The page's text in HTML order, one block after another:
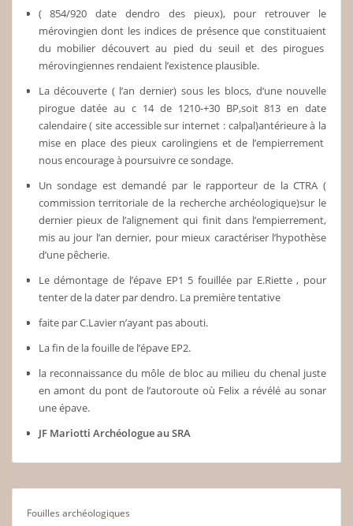
( 854/920 date dendro des pieux), pour retrouver le
mérovingien dont les indices de présence que constituaient
du mobilier découvert au pied du seuil et des pirogues
mérovingiennes rendaient l’existence plausible.
La découverte ( l’an dernier) sous les blocs, d’une nouvelle
pirogue datée au c 14 de 1210-+30 BP,soit 813 en date
calendaire ( site accessible sur internet : calpal)antérieure à la
mise en place des pieux carolingiens et de l’empierrement
nous encourage à poursuivre ce sondage.
Un sondage est demandé par le rapporteur de la CTRA (
commission territoriale de la recherche archéologique)sur le
dernier pieux de l’alignement qui finit dans l’empierrement,
mis au jour l’an dernier, pour mieux caractériser l’hypothèse
d’une pêcherie.
Le démontage de l’épave EP1 5 fouillée par E.Riette , pour
tenter de la dater par dendro. La première tentative
faite par C.Lavier n’ayant pas abouti.
La fin de la fouille de l’épave EP2.
la reconnaissance du môle de bloc au milieu du chenal juste
en amont du pont de l’autoroute où Felix a révélé au sonar
une épave.
JF Mariotti Archéologue au SRA
Fouilles archéologiques